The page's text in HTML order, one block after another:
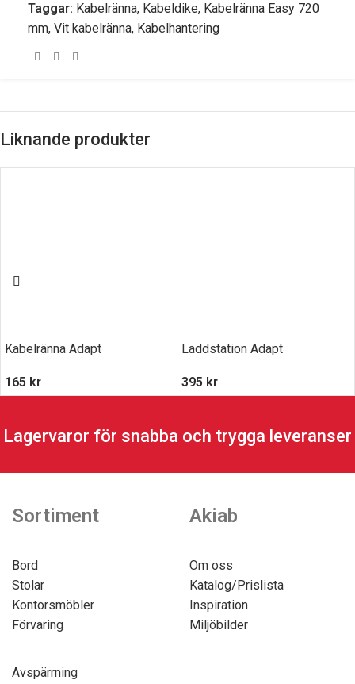
Taggar: Kabelränna, Kabeldike, Kabelränna Easy 720
mm, Vit kabelränna, Kabelhantering
Liknande produkter
Kabelränna Adapt
165 kr
Laddstation Adapt
395 kr
Lagervaror för snabba och trygga leveranser
Sortiment
Bord
Stolar
Kontorsmöbler
Förvaring
Avspärrning
Akiab
Om oss
Katalog/Prislista
Inspiration
Miljöbilder